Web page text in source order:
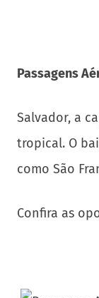
Passagens
Salvador, a
tropical. O
como São
Confira as